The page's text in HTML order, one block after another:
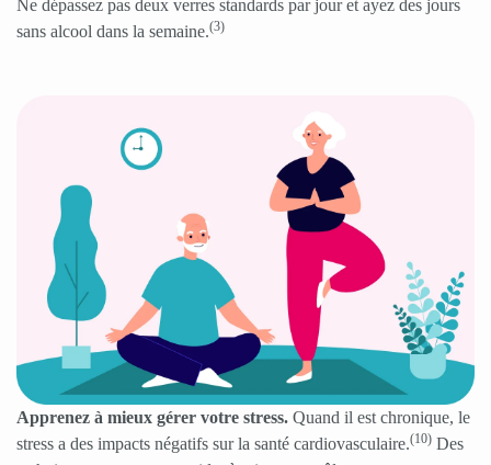
Ne dépassez pas deux verres standards par jour et ayez des jours
sans alcool dans la semaine.(3)
Apprenez à mieux gérer votre stress. Quand il est chronique, le
stress a des impacts négatifs sur la santé cardiovasculaire.(10) Des